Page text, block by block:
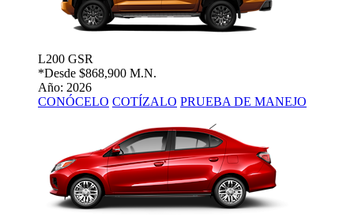
L200 GSR
*Desde $868,900 M.N.
Año: 2026
CONÓCELO COTÍZALO PRUEBA DE MANEJO